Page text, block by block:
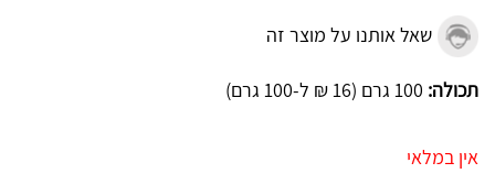
שאל אותנו על מוצר זה
תכולה: 100 גרם (16 ₪ ל-100 גרם)
אין במלאי